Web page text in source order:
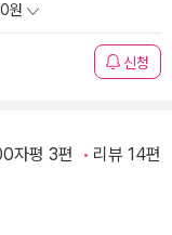
원
신청
자평 3편 리뷰 14편